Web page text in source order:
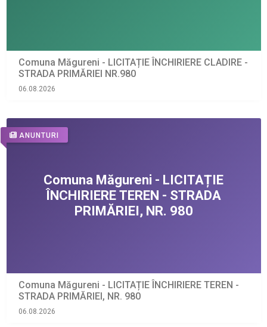
Comuna Măgureni - LICITAȚIE ÎNCHIRIERE CLADIRE -
STRADA PRIMĂRIEI NR.980
06.08.2026
ANUNTURI
Comuna Măgureni - LICITAȚIE ÎNCHIRIERE TEREN -
STRADA PRIMĂRIEI, NR. 980
06.08.2026